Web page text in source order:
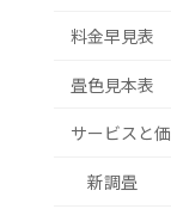
料金早見表
畳色見本表
サービスと
新調畳